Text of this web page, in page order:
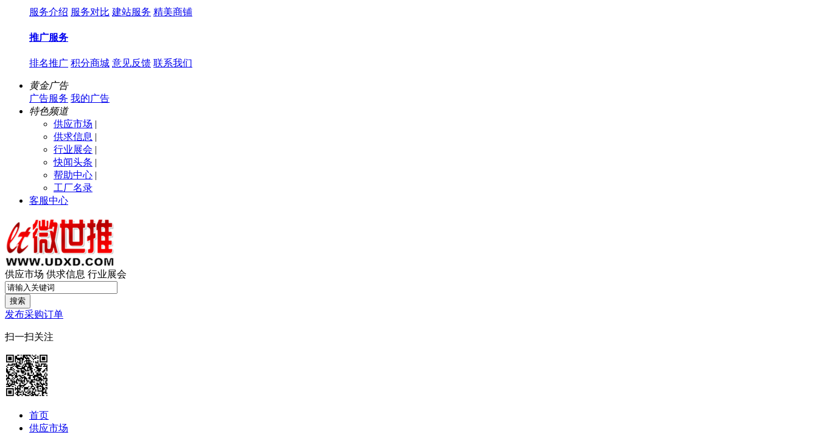
服务介绍 服务对比 建站服务 精美商铺
推广服务
排名推广 积分商城 意见反馈 联系我们
黄金广告
广告服务 我的广告
特色频道
供应市场 |
供求信息 |
行业展会 |
快闻头条 |
帮助中心 |
工厂名录
客服中心
供应市场 供求信息 行业展会
搜索
发布采购订单
扫一扫关注
首页
供应市场